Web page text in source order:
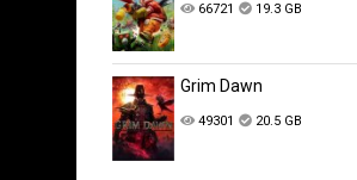
66721 19.3 GB
Grim Dawn
49301 20.5 GB